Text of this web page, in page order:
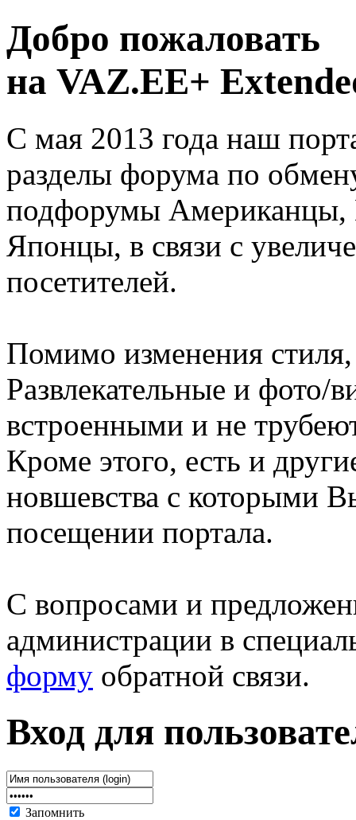
Добро пожаловать
на VAZ.EE+
С мая 2013 года наш
разделы форума по
подфорумы
Японцы, в связи с
посетителей.
Помимо изменения
Развлекательные и фото/
встроенными и не
Кроме этого, есть и
новшевства с которыми
посещении портала.
С вопросами и
администрации в
форму обратной связи.
Вход для
Запомнить